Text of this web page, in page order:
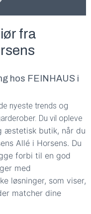
fra
hos FEINHAUS i
nyeste trends og
Du vil opleve
æstetisk butik, når du
Allé i Horsens. Du
forbi til en god
med
løsninger, som viser,
matcher dine